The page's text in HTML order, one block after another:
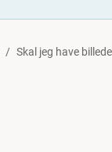
Skal jeg have